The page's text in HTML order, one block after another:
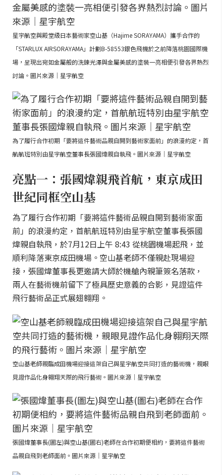
星宇航空與殿堂級日本藝術家空山基（Hajime SORAYAMA）攜手合作的
「STARLUX AIRSORAYAMA」計劃B-58553銀色飛機於之前降落桃園國際機
場，呈現出宛如金屬般的洗鍊光澤與金屬美感的塗裝一亮相便引發各界熱烈
討論。圖片來源｜星宇航空
為了履行合作初期「要將這件藝術品親自開到藝術家面前」的浪漫約定，首
航航班特別由星宇航空董事長張國煒親自執飛。圖片來源｜星宇航空
亮點一：張國煒親飛首航，東京成田
世紀同框空山基
為了履行合作初期「要將這件藝術品親自開到藝術家面
前」的浪漫約定，首航航班特別由星宇航空董事長張國
煒親自執飛，於7月12日上午 8:43 從桃園機場起飛，並
順利降落東京成田機場。空山基老師不僅親赴現場迎
接，張國煒董事長更邀請大師於機艙內親筆簽名落款，
兩人在藝術機前留下了極具歷史意義的合影，見證這件
飛行藝術品正式展翅翱翔。
空山基老師親臨成田機場迎接這架自己與星宇航空共同打造的藝術機，親眼
見證作品化身翱翔天際的飛行藝術。圖片來源｜星宇航空
張國煒董事長(圖左)與空山基(圖右)老師在合作初期便相約，要將這件藝術
品親自飛到老師面前。圖片來源｜星宇航空